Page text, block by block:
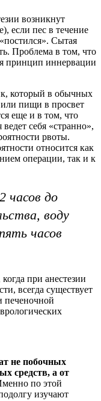
возникнут
если пес в течение
Сытая
Проблема в том, что
принцип иннервации
который в обычных
пищи в просвет
еще и в том, что
себя «странно»,
рвоты.
относится как
операции, так и к
часов до
воду
часов
при анестезии
всегда существует
печеночной
не побочных
средств, а от
по этой
изучают